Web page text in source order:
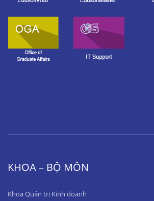
KHOA – BỘ MÔN
Khoa Quản trị Kinh doanh